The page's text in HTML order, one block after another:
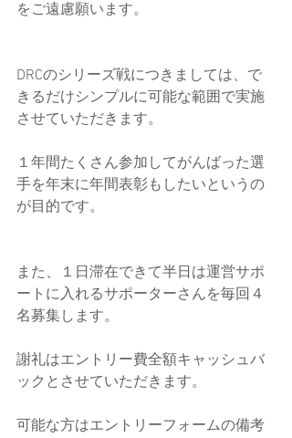
をご遠慮願います。
DRCのシリーズ戦につきましては、で
きるだけシンプルに可能な範囲で実施
させていただきます。
１年間たくさん参加してがんばった選
手を年末に年間表彰もしたいというの
が目的です。
また、１日滞在できて半日は運営サポ
ートに入れるサポーターさんを毎回４
名募集します。
謝礼はエントリー費全額キャッシュバ
ックとさせていただきます。
可能な方はエントリーフォームの備考